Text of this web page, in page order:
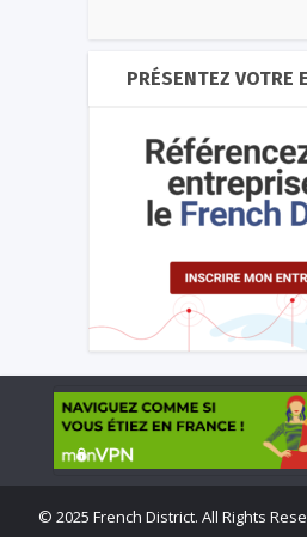
PRÉSENTEZ VOTRE
© 2025 French District. All Rights